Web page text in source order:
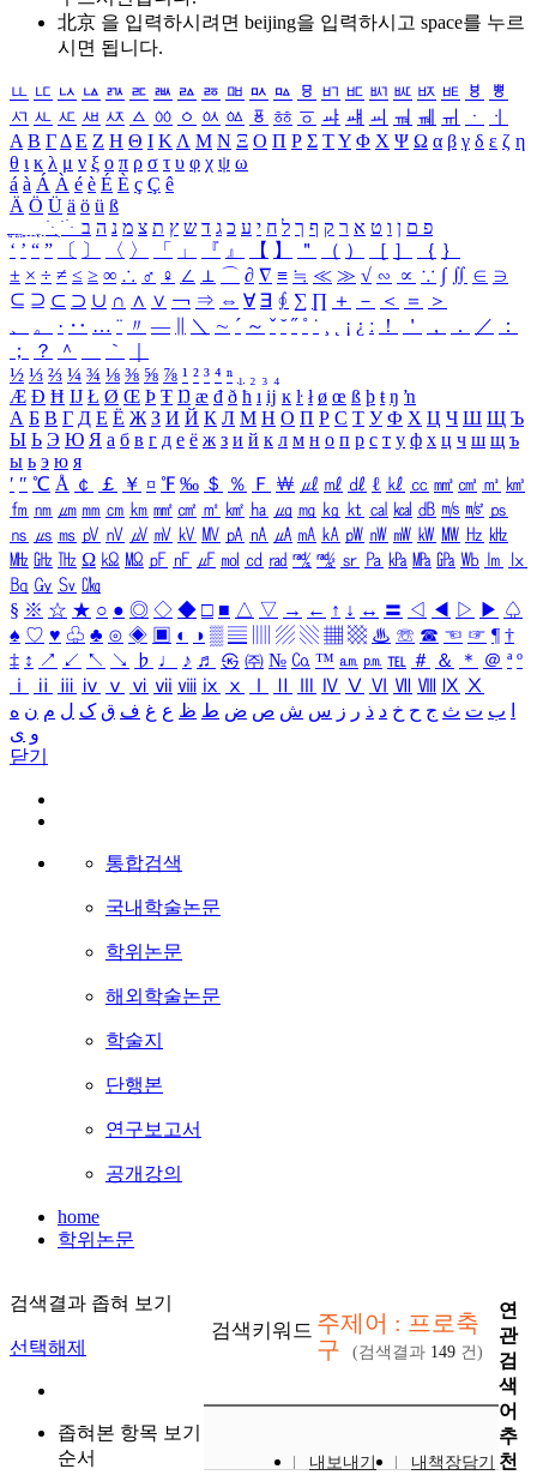
北京 을 입력하시려면 beijing을 입력하시고 space를 누르
시면 됩니다.
ㅥ ㅦ ㅧ ㅨ ㅩ ㅪ ㅫ ㅬ ㅭ ㅮ ㅯ ㅰ ㅱ ㅲ ㅳ ㅴ ㅵ ㅶ ㅷ ㅸ
ㅹ
ㅺ ㅻ ㅼ ㅽ ㅾ ㅿ ㆀ ㆁ ㆂ ㆃ ㆄ ㆅ ㆆ ㆇ ㆈ ㆉ ㆊ ㆋ ㆌ ㆍ
ㆎ
Α Β ΓΔ Ε Ζ Η Θ Ι ΚΛ Μ Ν Ξ Ο Π Ρ Σ ΤΥ Φ Χ Ψ Ω α β γ δ ε ζ η
θ ι κ λ μ ν ξ ο π ρ σ τ υ φ χ ψ ω
á à Á À é è É È ç Ç ê
Ä Ö Ü ä ö ü ß
ִֶֹ ֻּ ׁׂ פ ם ן ו ט א ר ק ף ך ל ח י ע כ ג ד ש ץ ת צ מ נ ה ב
‘ ’ “ ” 〔 〕 〈 〉 「 」 『 』 【 】 ＂ （ ） ［ ］ ｛ ｝
± × ÷ ≠ ≤ ≥ ∞ ∴ ♂ ♀ ∠ ⊥ ⌒ ∂ ∇ ≡ ≒ ≪ ≫ √ ∽ ∝ ∵ ∫ ∬ ∈ ∋
⊆ ⊇ ⊂ ⊃ ∪ ∩ ∧ ∨ ￢ ⇒ ⇔ ∀ ∃ ∮ ∑ ∏ ＋ － ＜ ＝
＞
、
。 · ‥ … ¨ 〃 ― ＼ ∼ ´ ～ ˇ ˘ ˝ ˚ ˙ ¸ ¡ ¿ ː ！ ＇ ， ． ／
：
；
？ ＾ ｀
½ ⅓ ⅔ ¼ ¾ ⅛ ⅜ ⅝ ⅞ ¹ ² ³ ⁴ ⁿ ₁ ₂ ₃ ₄
Æ Ð Ħ Ĳ Ł Ø Œ Þ Ŧ Ŋ æ đ ð ħ ı ĳ ĸ ŀ ł ø œ ß þ ŧ ŋ ŉ
А Б В Г Д Е Ё Ж З И Й К Л М Н О П Р С Т У Ф Х Ц Ч Ш Щ Ъ
Ы Ь Э Ю Я а б в г д е ё ж з и й к л м н о п р с т у ф х ц ч ш щ ъ
ы ь э ю я
′ ″ ℃ Å ￠ ￡ ￥ ¤ ℉ ‰ ＄ ％ Ｆ ￦ ㎕ ㎖ ㎗ ℓ ㎘ ㏄ ㎣ ㎤ ㎥ ㎦
㎙ ㎚ ㎛ ㎜ ㎝ ㎞ ㎟ ㎠ ㎡ ㎢ ㏊ ㎍ ㎎ ㎏ ㏏ ㎈ ㎉ ㏈ ㎧ ㎨ ㎰
㎱ ㎲ ㎳ ㎴ ㎵ ㎶ ㎷ ㎸ ㎹ ㎀ ㎁ ㎂ ㎃ ㎄ ㎺ ㎻ ㎽ ㎾ ㎿ ㎐ ㎑
㎒ ㎓ ㎔ Ω ㏀ ㏁ ㎊ ㎋ ㎌ ㏖ ㏅ ㎭ ㎮ ㎯ ㏛ ㎩ ㎪ ㎫ ㎬ ㏝ ㏐
㏓
㏃ ㏉ ㏜ ㏆
§ ※ ☆ ★ ○ ● ◎ ◇ ◆ □ ■ △ ▽ → ← ↑ ↓ ↔ 〓 ◁ ◀ ▷ ▶ ♤
♠ ♡ ♥ ♧ ♣ ⊙ ◈ ▣ ◐ ◑ ▒ ▤ ▨ ▧ ▦ ▩ ♨ ☏ ☎ ☜ ☞ ¶ †
‡ ↕ ↗ ↙ ↖ ↘ ♭ ♩ ♪ ♬ ㉿ ㈜ № ㏇ ™ ㏂ ㏘ ℡ ＃ ＆ ＊ ＠ ª º
ⅰ
ⅱ ⅲ ⅳ ⅴ ⅵ ⅶ ⅷ ⅸ ⅹ Ⅳ Ⅴ Ⅵ Ⅶ Ⅷ Ⅸ Ⅹ
ب ت ث ج ح خ د ذ ر ز س ش ص ض ط ظ ع غ ف ق ک ل م ن ه
و ی
닫기
통합검색
국내학술논문
학위논문
해외학술논문
학술지
단행본
연구보고서
공개강의
home
학위논문
검색결과 좁혀 보기
선택해제
좁혀본 항목 보기
순서
검색키워드 주제어 : 프로축
구
(검색결과 149 건)
내보내기
내책장담기
연
관
검
색
어
추
천